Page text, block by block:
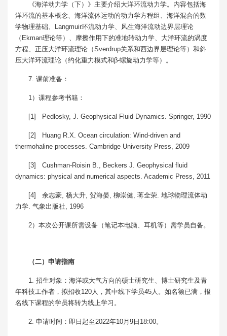
《海洋动力学（下）》主要介绍大洋环流动力学。内容包括海
洋环流的基本概念、海洋流体运动的动力学方程组、海洋混合的数
学物理基础、Langmuir环流动力学、风生海洋流动边界层理论
（Ekman理论等）、摩擦作用下的准地转动力学、大洋环流的涡度
方程、正压大洋环流理论（Sverdrup关系和西边界层理论等）和斜
压大洋环流理论（约化重力模式和β-螺旋动力学等）。
7. 课前准备：
1）课程参考书籍：
[1] Pedlosky, J. Geophysical Fluid Dynamics. Springer, 1990
[2] Huang R.X. Ocean circulation: Wind-driven and
thermohaline processes. Cambridge University Press, 2009
[3] Cushman-Roisin B., Beckers J. Geophysical fluid
dynamics: physical and numerical aspects. Academic Press, 2011
[4] 余志豪, 杨大升, 贺海晏, 柳崇健, 蒋全荣. 地球物理流体动
力学. 气象出版社, 1996
2）本次公开课所需设备（笔记本电脑、耳机等）需学员自备。
（二）申请指南
1. 招生对象：海洋或大气方向的硕士研究生、博士研究生及青
年科技工作者，拟招收120人，其中线下学员45人。如名额已满，报
名线下课程的学员将转为线上学习。
2. 申请时间：即日起至2022年10月9日18:00。